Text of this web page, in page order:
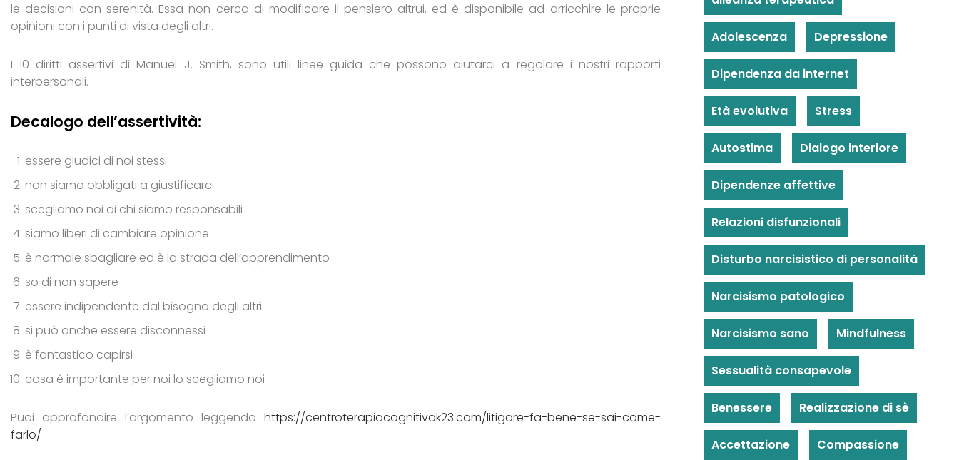
le decisioni con serenità. Essa non cerca di modificare il pensiero altrui, ed è disponibile ad arricchire le proprie
opinioni con i punti di vista degli altri.
I 10 diritti assertivi di Manuel J. Smith, sono utili linee guida che possono aiutarci a regolare i nostri rapporti
interpersonali.
Decalogo dell’assertività:
essere giudici di noi stessi
non siamo obbligati a giustificarci
scegliamo noi di chi siamo responsabili
siamo liberi di cambiare opinione
è normale sbagliare ed è la strada dell’apprendimento
so di non sapere
essere indipendente dal bisogno degli altri
si può anche essere disconnessi
è fantastico capirsi
cosa è importante per noi lo scegliamo noi
Puoi approfondire l’argomento leggendo https://centroterapiacognitivak23.com/litigare-fa-bene-se-sai-come-
farlo/
Adolescenza Depressione
Dipendenza da internet
Età evolutiva Stress
Autostima Dialogo interiore
Dipendenze affettive
Relazioni disfunzionali
Disturbo narcisistico di personalità
Narcisismo patologico
Narcisismo sano Mindfulness
Sessualità consapevole
Benessere Realizzazione di sè
Accettazione Compassione